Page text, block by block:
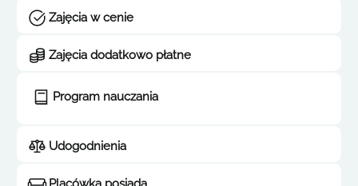
Zajęcia w cenie
Zajęcia dodatkowo płatne
Program nauczania
Udogodnienia